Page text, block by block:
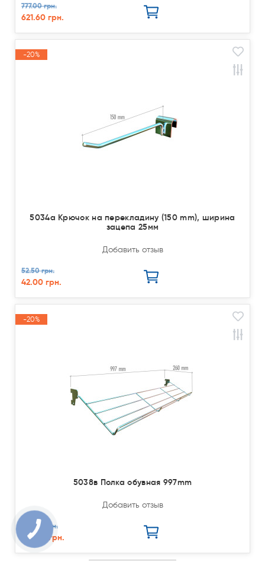
777.00 грн.
621.60 грн.
-20%
5034a Крючок на перекладину (150 mm), ширина
зацепа 25мм
Добавить отзыв
52.50 грн.
42.00 грн.
-20%
5038в Полка обувная 997mm
Добавить отзыв
987.00 грн.
789.60 грн.